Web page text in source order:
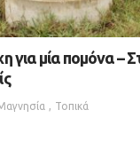
για μία πομόνα –
Τοπικά